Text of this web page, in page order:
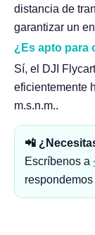
distancia de
garantizar un
¿Es apto para
Sí, el DJI
eficientemente
m.s.n.m..
📲
Escríbenos a